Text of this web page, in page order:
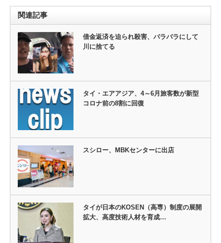
関連記事
借金返済を迫られ殺害、バラバラにして
川に捨てる
タイ・エアアジア、4～6月旅客数が新型
コロナ前の8割に回復
スシロー、MBKセンターに出店
タイが日本のKOSEN（高専）制度の展開
拡大、高度技術人材を育成…